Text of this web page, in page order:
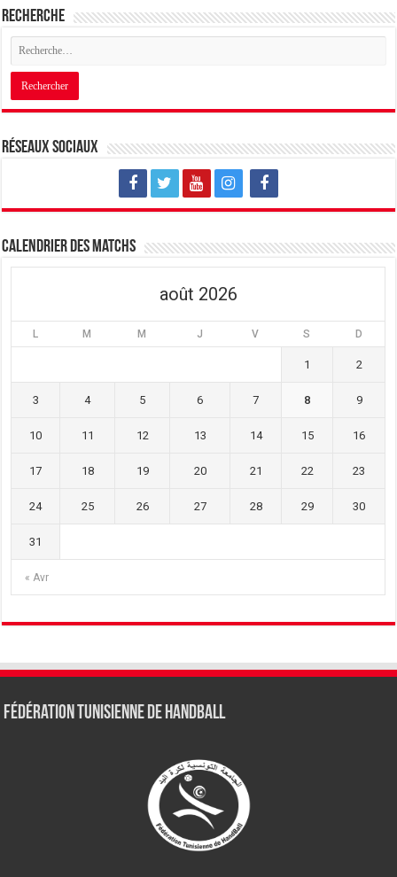
Recherche
Réseaux sociaux
Calendrier des matchs
août 2026
L M M J V S D
« Avr
1 2
3 4 5 6 7 8 9
10 11 12 13 14 15 16
17 18 19 20 21 22 23
24 25 26 27 28 29 30
31
Fédération tunisienne de Handball